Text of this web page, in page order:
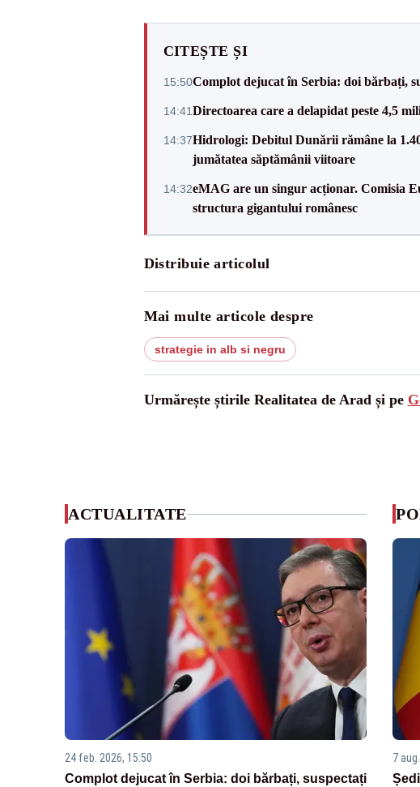
CITEȘTE ȘI
15:50Complot dejucat în Serbia: doi bărbați,
14:41Directoarea care a delapidat peste 4,5
14:37Hidrologi: Debitul Dunării rămâne la
jumătatea săptămânii viitoare
14:32eMAG are un singur acționar. Comisia
structura gigantului românesc
Distribuie articolul
Mai multe articole despre
strategie in alb si negru
Urmărește știrile Realitatea de Arad și pe
ACTUALITATE
24 feb. 2026, 15:50
Complot dejucat în Serbia: doi bărbați, suspectați
7